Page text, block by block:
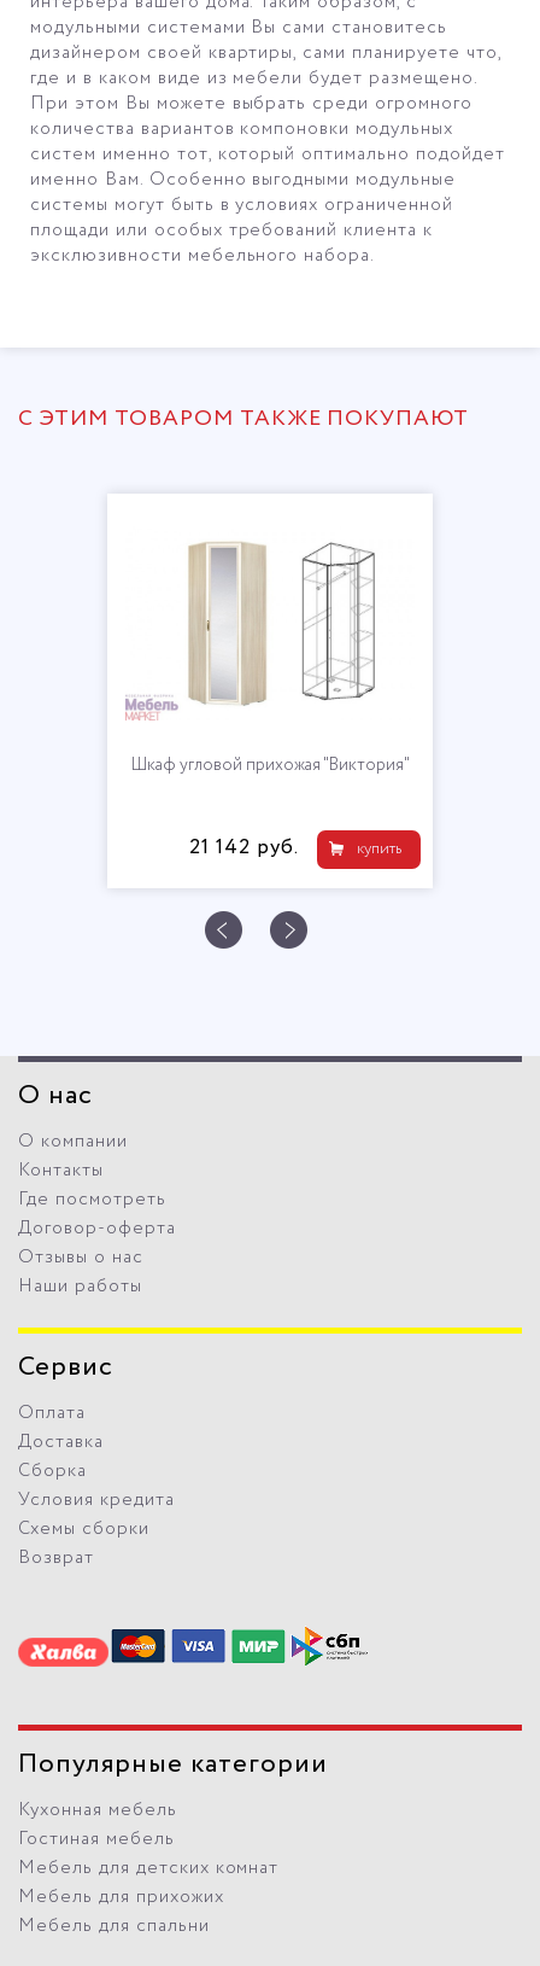
модульными системами Вы сами становитесь
дизайнером своей квартиры, сами планируете что,
где и в каком виде из мебели будет размещено.
При этом Вы можете выбрать среди огромного
количества вариантов компоновки модульных
систем именно тот, который оптимально подойдет
именно Вам. Особенно выгодными модульные
системы могут быть в условиях ограниченной
площади или особых требований клиента к
эксклюзивности мебельного набора.
С ЭТИМ ТОВАРОМ ТАКЖЕ ПОКУПАЮТ
Шкаф угловой прихожая "Виктория"
купить
21 142 руб.
О нас
О компании
Контакты
Где посмотреть
Договор-оферта
Отзывы о нас
Наши работы
Сервис
Оплата
Доставка
Сборка
Условия кредита
Схемы сборки
Возврат
Популярные категории
Кухонная мебель
Гостиная мебель
Мебель для детских комнат
Мебель для прихожих
Мебель для спальни